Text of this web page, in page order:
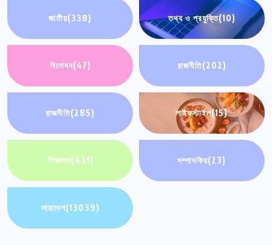
জাতীয়(338) তথ্য ও প্রযুক্তি(10)
বিনোদন(47) রাজনীতি(202)
রাজনীতি(285) লাইফস্টাইল(15)
শিক্ষাঙ্গন(431) সম্পাদকিয়(23)
সারাদেশ(13039)